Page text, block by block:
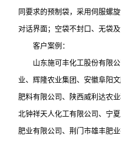
同要求的预制袋，采用伺服螺
对话界面；空袋不封口、无袋及
客户案例：
山东施可丰化工股份有限公
业、辉隆农业集团、安徽阜阳
肥料有限公司、陕西威利达农
北钟祥天人化工有限公司、宁
肥业有限公司、荆门市雄丰肥